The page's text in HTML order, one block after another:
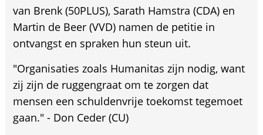
van Brenk (50PLUS), Sarath Hamstra (CDA) en
Martin de Beer (VVD) namen de petitie in
ontvangst en spraken hun steun uit.
"Organisaties zoals Humanitas zijn nodig, want
zij zijn de ruggengraat om te zorgen dat
mensen een schuldenvrije toekomst tegemoet
gaan." - Don Ceder (CU)